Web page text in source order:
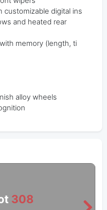
digital ins
and heated rear
memory (length, ti
alloy wheels
308